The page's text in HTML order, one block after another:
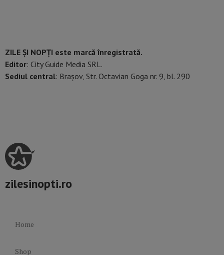
ZILE ȘI NOPȚI este marcă înregistrată.
Editor: City Guide Media SRL.
Sediul central: Brașov, Str. Octavian Goga nr. 9, bl. 290
zilesinopti.ro
Home
Shop